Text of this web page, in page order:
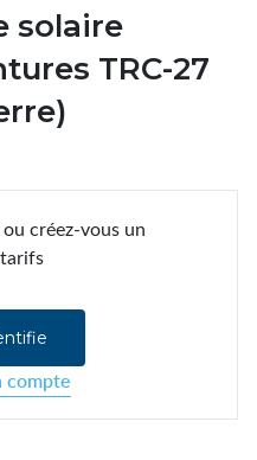
solaire
TRC-27
créez-vous un
compte